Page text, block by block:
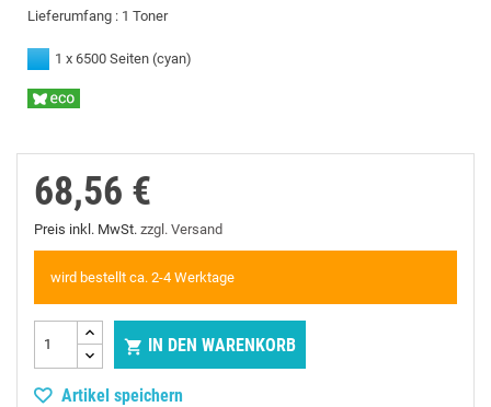
Lieferumfang : 1 Toner
1 x 6500 Seiten (cyan)
68,56 €
Preis inkl. MwSt. zzgl. Versand
wird bestellt ca. 2-4 Werktage
 IN DEN WARENKORB
Artikel speichern